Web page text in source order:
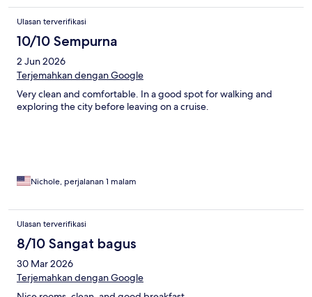
Ulasan terverifikasi
10/10 Sempurna
2 Jun 2026
Terjemahkan dengan Google
Very clean and comfortable. In a good spot for walking and
exploring the city before leaving on a cruise.
Nichole, perjalanan 1 malam
Ulasan terverifikasi
8/10 Sangat bagus
30 Mar 2026
Terjemahkan dengan Google